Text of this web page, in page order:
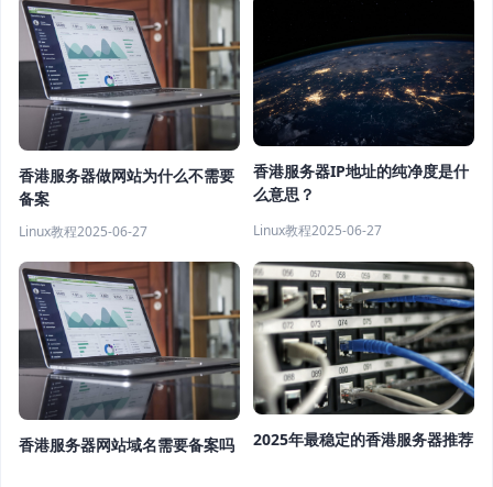
香港服务器做网站为什么不需要
备案
Linux教程2025-06-27
香港服务器IP地址的纯净度是什
么意思？
Linux教程2025-06-27
香港服务器网站域名需要备案吗 2025年最稳定的香港服务器推荐